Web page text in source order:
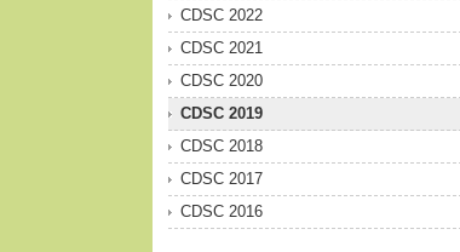
CDSC 2022
CDSC 2021
CDSC 2020
CDSC 2019
CDSC 2018
CDSC 2017
CDSC 2016